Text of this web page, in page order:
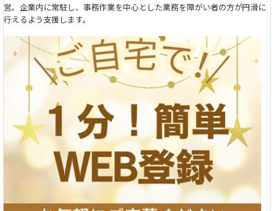
営。企業内に常駐し、事務作業を中心とした業務を障がい者の方が円滑に
行えるよう支援します。